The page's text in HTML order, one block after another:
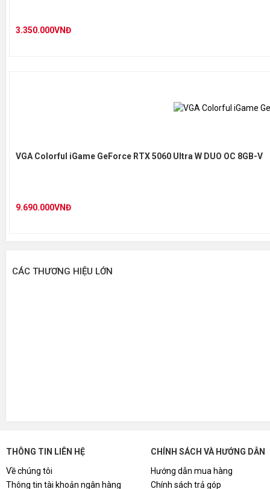
3.350.000VNĐ
VGA Colorful iGame GeForce RTX 5060 Ultra W DUO OC 8GB-V
9.690.000VNĐ
CÁC THƯƠNG HIỆU LỚN
THÔNG TIN LIÊN HỆ
Về chúng tôi
Thông tin tài khoản ngân hàng
CHÍNH SÁCH VÀ HƯỚNG DẪN
Hướng dẫn mua hàng
Chính sách trả góp